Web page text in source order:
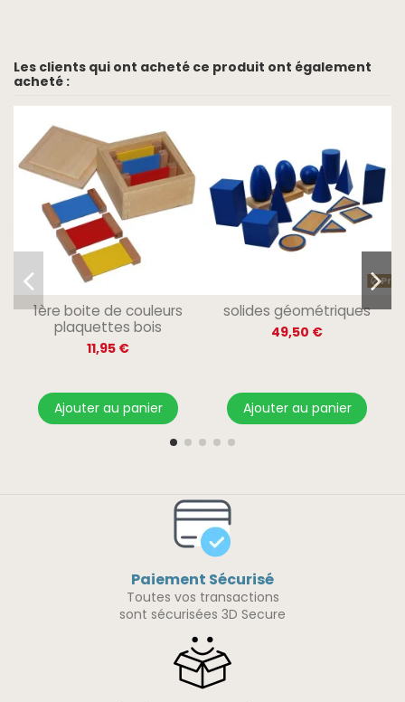
Les clients qui ont acheté ce produit ont également
acheté :
1ère boite de couleurs
plaquettes bois
11,95 €
Ajouter au panier
solides géométriques
49,50 €
Ajouter au panier
Paiement Sécurisé
Toutes vos transactions
sont sécurisées 3D Secure